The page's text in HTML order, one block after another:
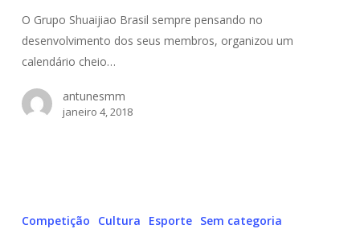
O Grupo Shuaijiao Brasil sempre pensando no
desenvolvimento dos seus membros, organizou um
calendário cheio…
antunesmm
janeiro 4, 2018
Competição Cultura Esporte Sem categoria